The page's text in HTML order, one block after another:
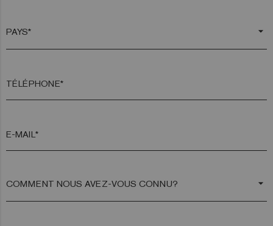
arrow_drop_down
TÉLÉPHONE*
E-MAIL*
arrow_drop_down